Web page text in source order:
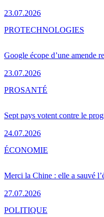
23.07.2026
Google écope d’une amende
23.07.2026
PROTECHNOLOGIES
Sept pays votent contre le
24.07.2026
PROSANTÉ
Merci la Chine : elle a sauvé
27.07.2026
ÉCONOMIE
POLITIQUE